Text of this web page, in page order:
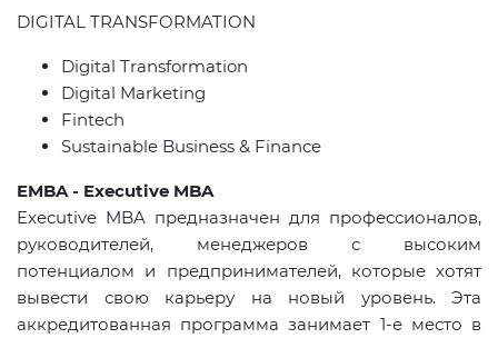
DIGITAL TRANSFORMATION
Digital Transformation
Digital Marketing
Fintech
Sustainable Business & Finance
EMBA - Executive MBA
Executive MBA предназначен для профессионалов,
руководителей, менеджеров с высоким
потенциалом и предпринимателей, которые хотят
вывести свою карьеру на новый уровень. Эта
аккредитованная программа занимает 1-е место в